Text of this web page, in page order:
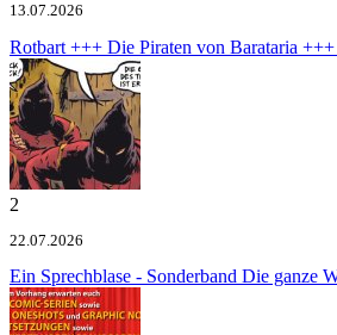
13.07.2026
Rotbart +++ Die Piraten von Barataria
2
22.07.2026
Ein Sprechblase - Sonderband Die ganze